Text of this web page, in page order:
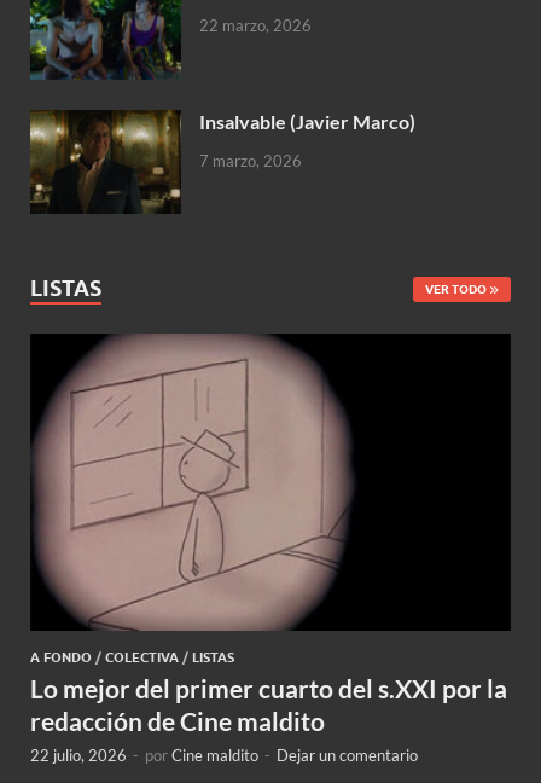
22 marzo, 2026
Insalvable (Javier Marco)
7 marzo, 2026
LISTAS VER TODO
A FONDO / COLECTIVA / LISTAS
Lo mejor del primer cuarto del s.XXI por la
redacción de Cine maldito
22 julio, 2026 - porCine maldito - Dejar un comentario